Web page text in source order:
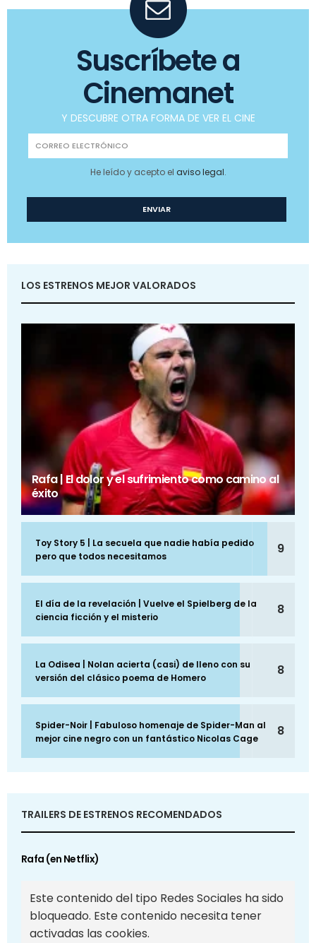
Suscríbete a
Cinemanet
Y DESCUBRE OTRA FORMA DE VER EL CINE
He leído y acepto el aviso legal.
LOS ESTRENOS MEJOR VALORADOS
Rafa | El dolor y el sufrimiento como camino al
éxito
Toy Story 5 | La secuela que nadie había pedido
pero que todos necesitamos
9
El día de la revelación | Vuelve el Spielberg de la
ciencia ficción y el misterio
8
La Odisea | Nolan acierta (casi) de lleno con su
versión del clásico poema de Homero
8
Spider-Noir | Fabuloso homenaje de Spider-Man al
mejor cine negro con un fantástico Nicolas Cage
8
TRAILERS DE ESTRENOS RECOMENDADOS
Rafa (en Netflix)
Este contenido del tipo Redes Sociales ha sido
bloqueado. Este contenido necesita tener
activadas las cookies.